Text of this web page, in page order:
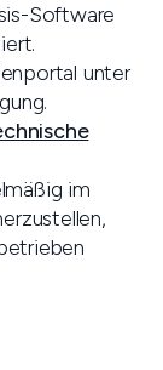
Software
unter
im